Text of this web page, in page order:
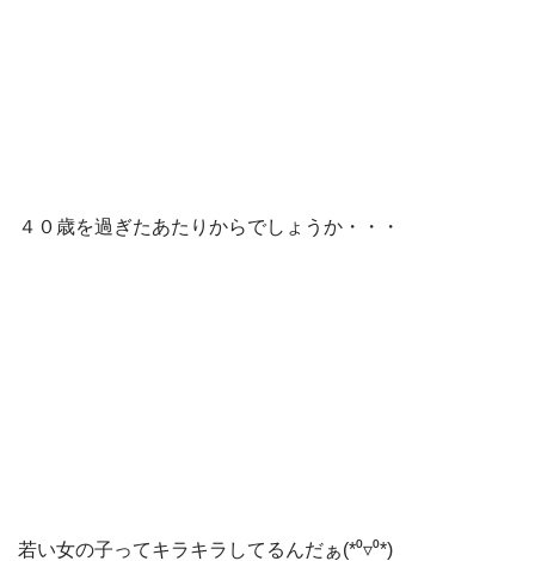
４０歳を過ぎたあたりからでしょうか・・・
若い女の子ってキラキラしてるんだぁ(*⁰▿⁰*)